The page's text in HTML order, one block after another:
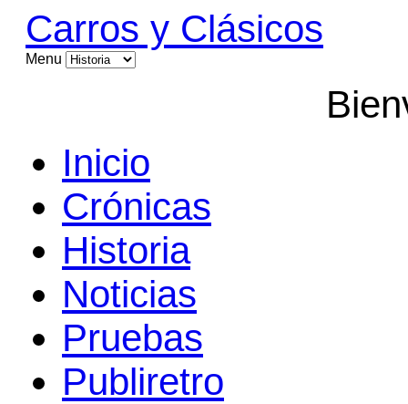
Carros y Clásicos
Menu
Inicio
Crónicas
Historia
Noticias
Pruebas
Publiretro